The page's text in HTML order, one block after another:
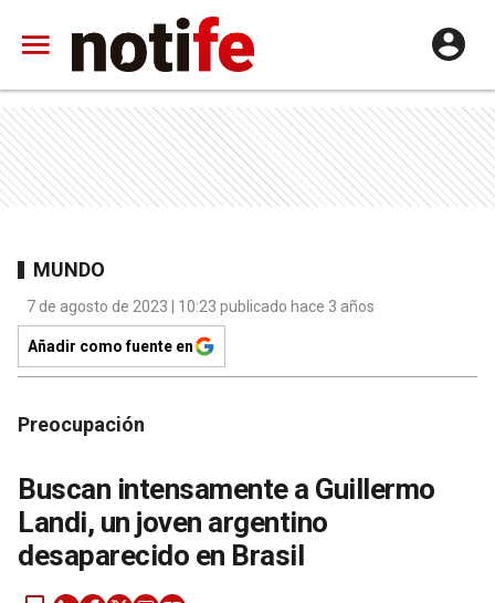
MUNDO
7 de agosto de 2023 | 10:23 publicado hace 3 años
Añadir como fuente en
Preocupación
Buscan intensamente a Guillermo
Landi, un joven argentino
desaparecido en Brasil